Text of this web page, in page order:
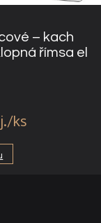
– kach
římsa el
j.